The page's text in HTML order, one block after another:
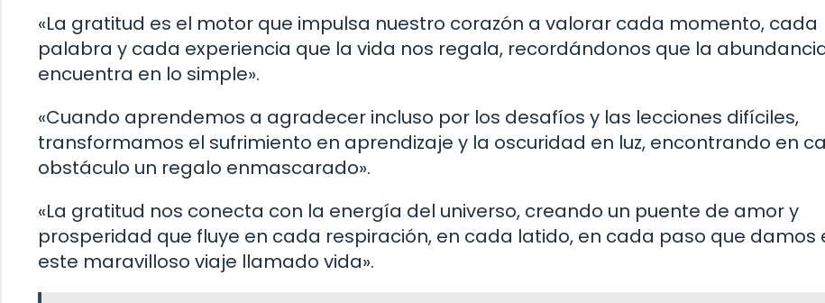
«La gratitud es el motor que impulsa nuestro corazón a valorar cada momento, cada
palabra y cada experiencia que la vida nos regala, recordándonos que la
encuentra en lo simple».
«Cuando aprendemos a agradecer incluso por los desafíos y las lecciones difíciles,
transformamos el sufrimiento en aprendizaje y la oscuridad en luz, encontrando en
obstáculo un regalo enmascarado».
«La gratitud nos conecta con la energía del universo, creando un puente de amor y
prosperidad que fluye en cada respiración, en cada latido, en cada paso que damos
este maravilloso viaje llamado vida».